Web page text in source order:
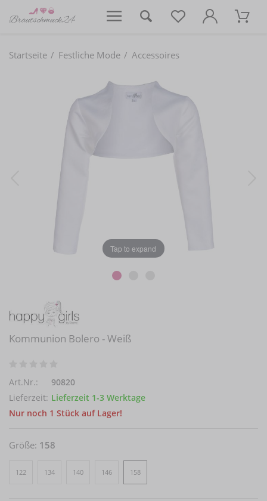
Startseite Festliche Mode Accessoires
Tap to expand
Kommunion Bolero - Weiß
Art.Nr.:
90820
Lieferzeit: Lieferzeit 1-3 Werktage
Nur noch 1 Stück auf Lager!
Größe: 158
122 134 140 146 158